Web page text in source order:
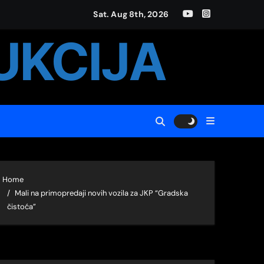
Sat. Aug 8th, 2026
Home
Mali na primopredaji novih vozila za JKP “Gradska
čistoća”